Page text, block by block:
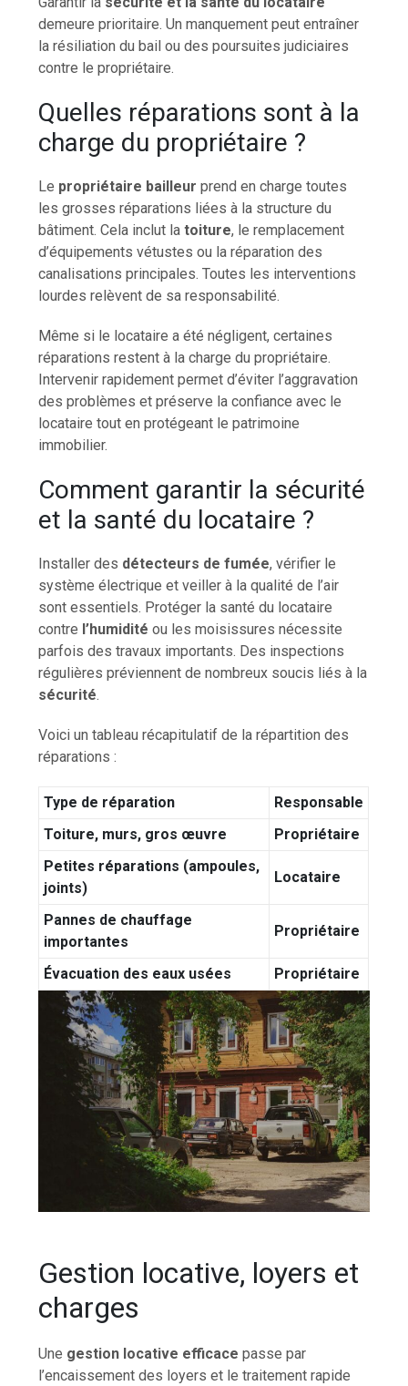
demeure prioritaire. Un manquement peut entraîner
la résiliation du bail ou des poursuites judiciaires
contre le propriétaire.
Quelles réparations sont à la
charge du propriétaire ?
Le propriétaire bailleur prend en charge toutes
les grosses réparations liées à la structure du
bâtiment. Cela inclut latoiture, le remplacement
d’équipements vétustes ou la réparation des
canalisations principales. Toutes les interventions
lourdes relèvent de sa responsabilité.
Même si le locataire a été négligent, certaines
réparations restent à la charge du propriétaire.
Intervenir rapidement permet d’éviter l’aggravation
des problèmes et préserve la confiance avec le
locataire tout en protégeant le patrimoine
immobilier.
Comment garantir la sécurité
et la santé du locataire ?
Installer des détecteurs de fumée, vérifier le
système électrique et veiller à la qualité de l’air
sont essentiels. Protéger la santé du locataire
contre l’humidité ou les moisissures nécessite
parfois des travaux importants. Des inspections
régulières préviennent de nombreux soucis liés à la
sécurité.
Voici un tableau récapitulatif de la répartition des
réparations :
Type de réparation
Responsable
Toiture, murs, gros œuvre
Propriétaire
Petites réparations (ampoules,
joints)
Locataire
Pannes de chauffage
importantes
Propriétaire
Évacuation des eaux usées Propriétaire
Gestion locative, loyers et
charges
Une gestion locative efficace passe par
l’encaissement des loyers et le traitement rapide